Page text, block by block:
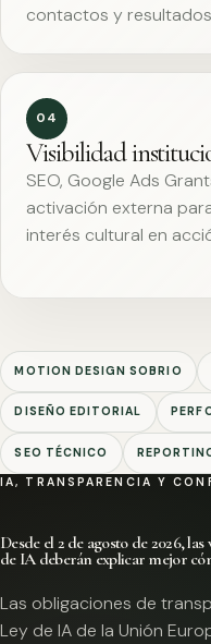
contactos y
04
Visibilidad
SEO, Google Ads
activación externa
interés cultural en
MOTION DESIGN SOBRIO
DISEÑO EDITORIAL
SEO TÉCNICO
IA, TRANSPARENCIA Y
Desde el 2 de agosto de 2026,
de IA deberán explicar mejor
Las obligaciones de
Ley de IA de la Unión